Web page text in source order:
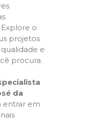
o
projetos
e
procura.
da
entrar em